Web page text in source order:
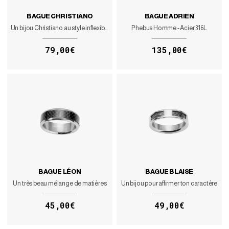
BAGUE CHRISTIANO
Un bijou Christiano au style inflexible
79,00€
BAGUE ADRIEN
Phebus Homme - Acier 316L
135,00€
BAGUE LÉON
Un très beau mélange de matières
45,00€
BAGUE BLAISE
Un bijou pour affirmer ton caractère
49,00€